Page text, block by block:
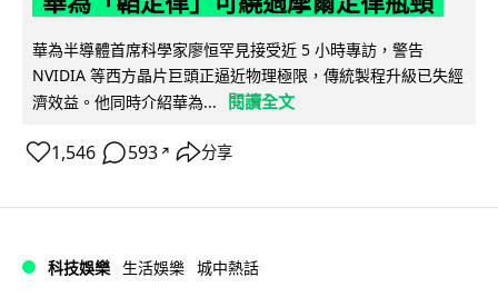
華為半導體首席科學家廖恒罕見接受近 5 小時專訪，警告
NVIDIA 等西方晶片巨頭正逼近物理極限，傳統製程升級已失經
濟效益。他同時介紹華為...
閱讀全文
1,546 593 ↗ 分享
科技娛樂 生活娛樂 城中熱話